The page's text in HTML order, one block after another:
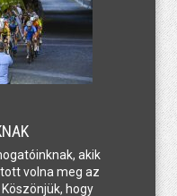
akik
volna meg az
hogy